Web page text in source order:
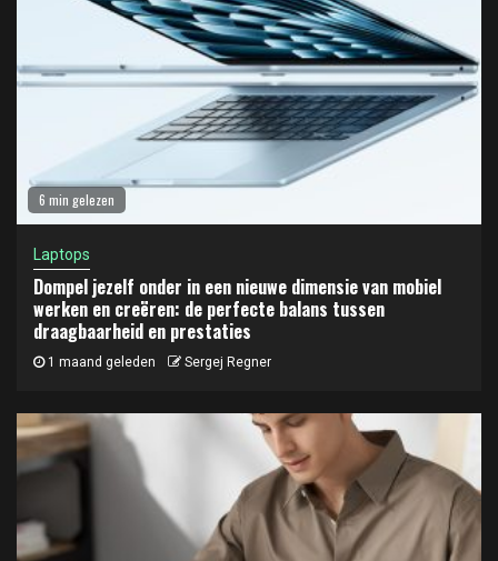
6 min gelezen
Laptops
Dompel jezelf onder in een nieuwe dimensie van mobiel
werken en creëren: de perfecte balans tussen
draagbaarheid en prestaties
1 maand geleden Sergej Regner